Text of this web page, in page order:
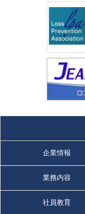
企業情報
業務内容
社員教育